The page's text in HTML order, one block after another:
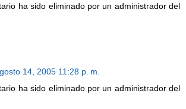
ha sido eliminado por un administrador del
14, 2005 11:28 p. m.
ha sido eliminado por un administrador del